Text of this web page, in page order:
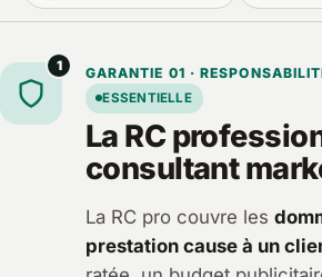
1 GARANTIE 01 ·
ESSENTIELLE
La RC
consultant
La RC pro couvre les
prestation cause à un